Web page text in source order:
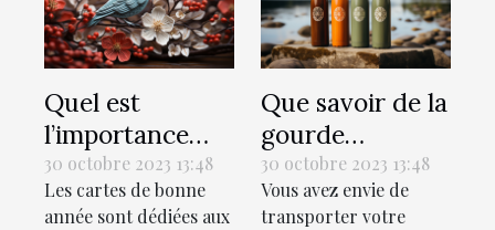
Quel est
l’importance
des cartes de
bonne année ?
30 octobre 2023 13:48
Les cartes de bonne
année sont dédiées aux
Que savoir de la
gourde
isotherme ?
30 octobre 2023 13:48
Vous avez envie de
transporter votre